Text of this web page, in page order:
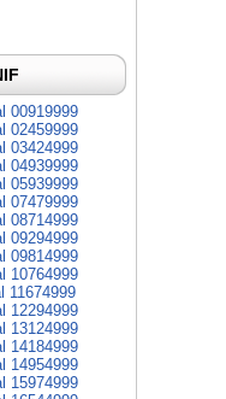
00919999
02459999
03424999
04939999
05939999
07479999
08714999
09294999
09814999
10764999
11674999
12294999
13124999
14184999
14954999
15974999